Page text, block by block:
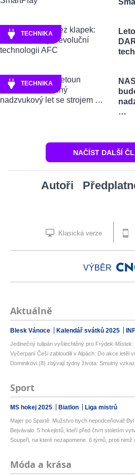
TECHNIKA
TECHNIKA
…
NAČÍST DALŠÍ
Autoři
Klasická verze
VÝBĚR
Aktuálně
Blesk Vánoce Kalendář svátků 2025
Jedinečný tulipán vyšlechtěný pro Frýdek-Místek:
Vyčerpaní Češi zabloudili v Alpách: Do akce letěl
Dominikovi (8) zbývají týdny života: Smutný
Sport
MS hokej 2025 Biatlon Liga mistrů
Majer po Spartě: Mužstvo bych nepodceňoval!
Bejvávalo. 5 hokejistů, kteří před čtvrt stoletím
Soupeři, na které nezapomene. 6 týmů, proti
Móda a krása